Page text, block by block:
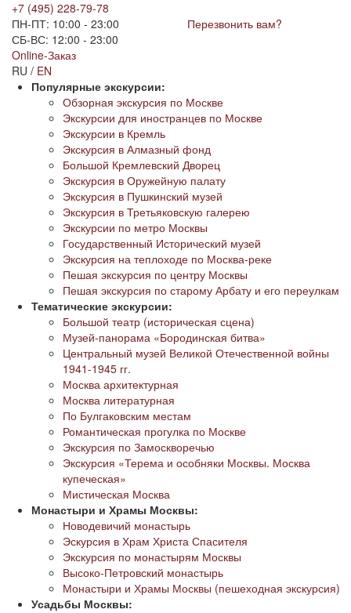
+7 (495) 228-79-78
ПН-ПТ: 10:00 - 23:00
СБ-ВС: 12:00 - 23:00
Перезвонить вам?
Online-Заказ
RU / EN
Популярные экскурсии:
Обзорная экскурсия по Москве
Экскурсии для иностранцев по Москве
Экскурсии в Кремль
Экскурсия в Алмазный фонд
Большой Кремлевский Дворец
Экскурсия в Оружейную палату
Экскурсия в Пушкинский музей
Экскурсия в Третьяковскую галерею
Экскурсии по метро Москвы
Государственный Исторический музей
Экскурсия на теплоходе по Москва-реке
Пешая экскурсия по центру Москвы
Пешая экскурсия по старому Арбату и его переулкам
Тематические экскурсии:
Большой театр (историческая сцена)
Музей-панорама «Бородинская битва»
Центральный музей Великой Отечественной войны
1941-1945 гг.
Москва архитектурная
Москва литературная
По Булгаковским местам
Романтическая прогулка по Москве
Экскурсия по Замоскворечью
Экскурсия «Терема и особняки Москвы. Москва
купеческая»
Мистическая Москва
Монастыри и Храмы Москвы:
Новодевичий монастырь
Эскурсия в Храм Христа Спасителя
Экскурсия по монастырям Москвы
Высоко-Петровский монастырь
Монастыри и Храмы Москвы (пешеходная экскурсия)
Усадьбы Москвы: